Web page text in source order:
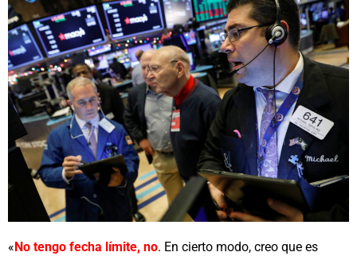
« No tengo fecha límite, no. En cierto modo, creo que es